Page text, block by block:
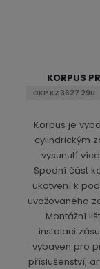
KORPUS
DKP KZ 3627 29U
Korpus je
cylindrickým
vysunutí
Spodní část
ukotvení k
uvažovaného
Montážní
instalaci
vybaven pro
příslušenství,